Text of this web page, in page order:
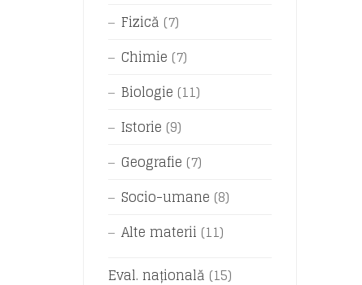
Fizică (7)
Chimie (7)
Biologie (11)
Istorie (9)
Geografie (7)
Socio-umane (8)
Alte materii (11)
Eval. națională (15)